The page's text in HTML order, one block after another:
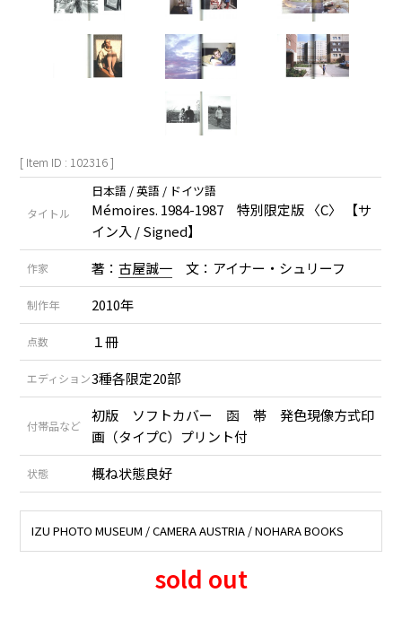
[ Item ID : 102316 ]
タイトル
日本語 / 英語 / ドイツ語
Mémoires. 1984-1987 特別限定版 〈C〉 【サ
イン入 / Signed】
作家 著：古屋誠一 文：アイナー・シュリーフ
制作年 2010年
点数 １冊
エディション3種各限定20部
付帯品など
初版 ソフトカバー 函 帯 発色現像方式印
画（タイプC）プリント付
状態 概ね状態良好
IZU PHOTO MUSEUM / CAMERA AUSTRIA / NOHARA BOOKS
sold out